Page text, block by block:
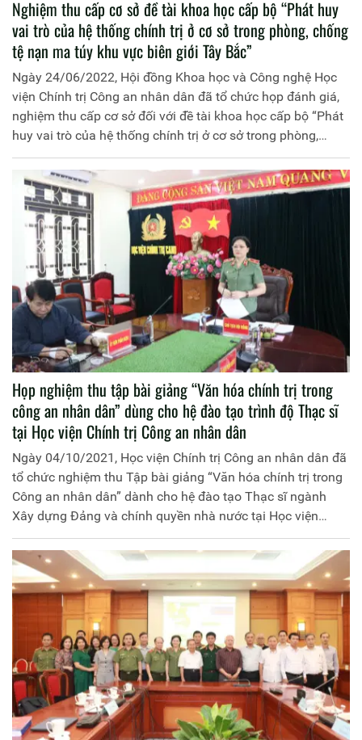
Nghiệm thu cấp cơ sở đề tài khoa học cấp bộ “Phát huy
vai trò của hệ thống chính trị ở cơ sở trong phòng, chống
tệ nạn ma túy khu vực biên giới Tây Bắc”
Ngày 24/06/2022, Hội đồng Khoa học và Công nghệ Học
viện Chính trị Công an nhân dân đã tổ chức họp đánh giá,
nghiệm thu cấp cơ sở đối với đề tài khoa học cấp bộ “Phát
huy vai trò của hệ thống chính trị ở cơ sở trong phòng,
chống tệ nạn ma túy khu vực biên giới Tây Bắc”, mã số
CTMT.2020.T29.09 do Học viện Chính trị Công an nhân
dân chủ trì và đồng chí Thiếu tướng Dương Như Hồng, Phó
Giám đốc Học viện làm Chủ nhiệm.
Họp nghiệm thu tập bài giảng “Văn hóa chính trị trong
công an nhân dân” dùng cho hệ đào tạo trình độ Thạc sĩ
tại Học viện Chính trị Công an nhân dân
Ngày 04/10/2021, Học viện Chính trị Công an nhân dân đã
tổ chức nghiệm thu Tập bài giảng “Văn hóa chính trị trong
Công an nhân dân” dành cho hệ đào tạo Thạc sĩ ngành
Xây dựng Đảng và chính quyền nhà nước tại Học viện
Chính trị Công an nhân dân, do đồng chí Trung tướng,
PGS.TS Trần Vi Dân và đồng chí Trung tá, TS Nguyễn
Tuyết Lan đồng chủ biên. Hội đồng nghiệm thu gồm 5
thành viên, đồng chí Thiếu tướng, PGS.TS Đinh Ngọc Hoa,
Phó Giám đốc Học viện làm Chủ tịch.